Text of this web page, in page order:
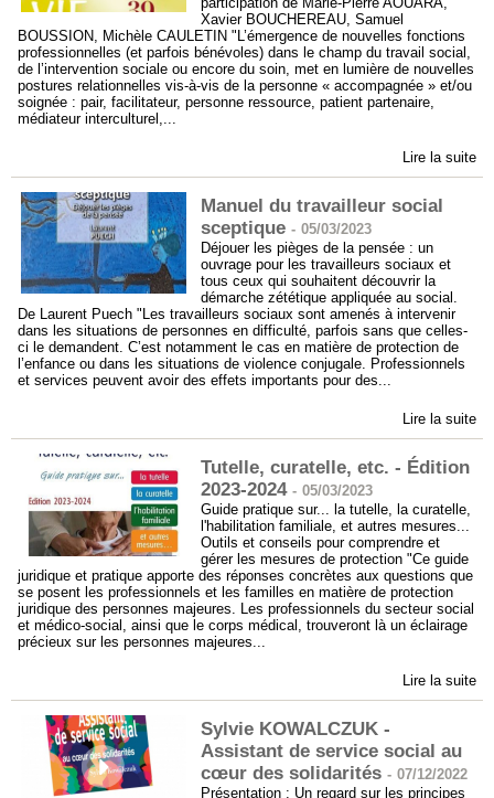
Xavier BOUCHEREAU, Samuel
BOUSSION, Michèle CAULETIN "L’émergence de nouvelles fonctions
professionnelles (et parfois bénévoles) dans le champ du travail social,
de l’intervention sociale ou encore du soin, met en lumière de nouvelles
postures relationnelles vis-à-vis de la personne « accompagnée » et/ou
soignée : pair, facilitateur, personne ressource, patient partenaire,
médiateur interculturel,...
Lire la suite
Manuel du travailleur social
sceptique - 05/03/2023
Déjouer les pièges de la pensée : un
ouvrage pour les travailleurs sociaux et
tous ceux qui souhaitent découvrir la
démarche zététique appliquée au social.
De Laurent Puech "Les travailleurs sociaux sont amenés à intervenir
dans les situations de personnes en difficulté, parfois sans que celles-
ci le demandent. C’est notamment le cas en matière de protection de
l’enfance ou dans les situations de violence conjugale. Professionnels
et services peuvent avoir des effets importants pour des...
Lire la suite
Tutelle, curatelle, etc. - Édition
2023-2024 - 05/03/2023
Guide pratique sur... la tutelle, la curatelle,
l'habilitation familiale, et autres mesures...
Outils et conseils pour comprendre et
gérer les mesures de protection "Ce guide
juridique et pratique apporte des réponses concrètes aux questions que
se posent les professionnels et les familles en matière de protection
juridique des personnes majeures. Les professionnels du secteur social
et médico-social, ainsi que le corps médical, trouveront là un éclairage
précieux sur les personnes majeures...
Lire la suite
Sylvie KOWALCZUK -
Assistant de service social au
cœur des solidarités - 07/12/2022
Présentation : Un regard sur les principes